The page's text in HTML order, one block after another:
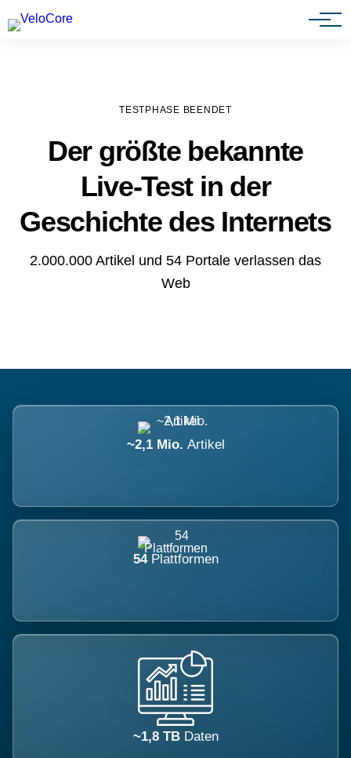
Agenturen & Webdesigner
TESTPHASE BEENDET
Der größte bekannte
Live-Test in der
Geschichte des Internets
2.000.000 Artikel und 54 Portale verlassen das
Web
~2,1 Mio. Artikel
54 Plattformen
~1,8 TB Daten